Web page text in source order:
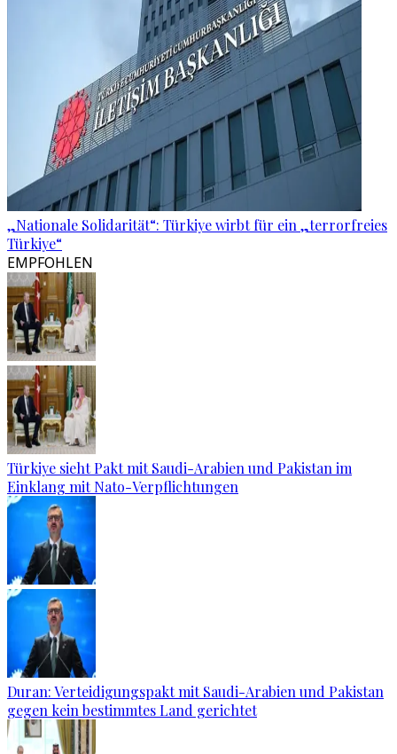
„Nationale Solidarität“: Türkiye wirbt für ein „terrorfreies
Türkiye“
EMPFOHLEN
Türkiye sieht Pakt mit Saudi-Arabien und Pakistan im
Einklang mit Nato-Verpflichtungen
Duran: Verteidigungspakt mit Saudi-Arabien und Pakistan
gegen kein bestimmtes Land gerichtet